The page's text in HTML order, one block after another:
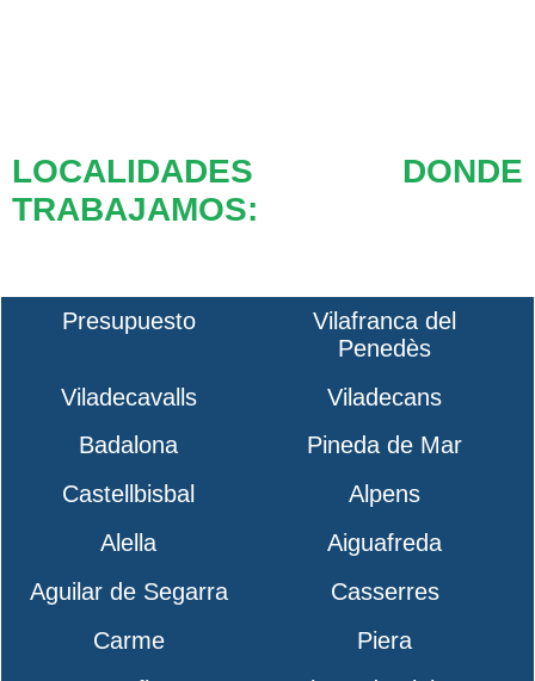
LOCALIDADES DONDE
TRABAJAMOS:
Presupuesto
Vilafranca del
Penedès
Viladecavalls
Viladecans
Badalona
Pineda de Mar
Castellbisbal
Alpens
Alella
Aiguafreda
Aguilar de Segarra
Casserres
Carme
Piera